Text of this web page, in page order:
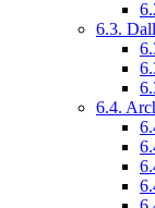
6.3.
6.4.